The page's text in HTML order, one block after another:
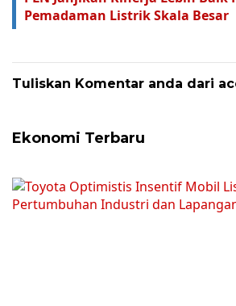
Pemadaman Listrik Skala Besar
Tuliskan Komentar anda dari
Ekonomi Terbaru